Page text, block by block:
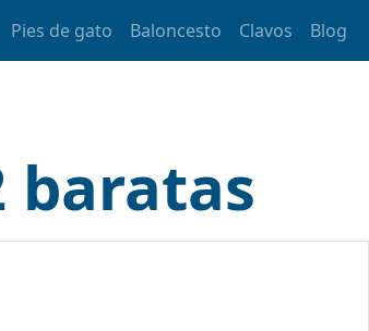
Pies de gato Baloncesto Clavos Blog
baratas